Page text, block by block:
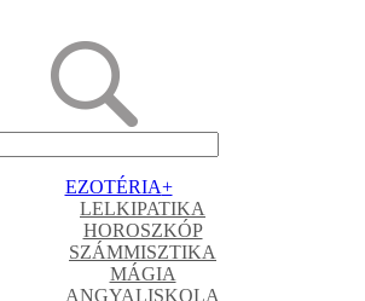
EZOTÉRIA+
LELKIPATIKA
HOROSZKÓP
SZÁMMISZTIKA
MÁGIA
ANGYALISKOLA